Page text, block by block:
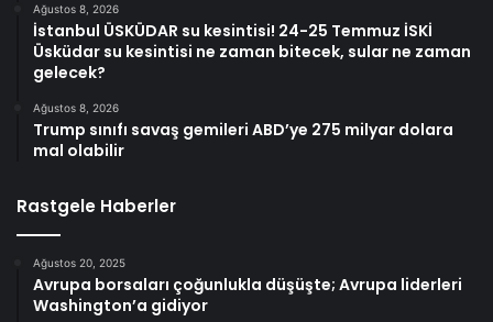
Ağustos 8, 2026
İstanbul ÜSKÜDAR su kesintisi! 24-25 Temmuz İSKİ
Üsküdar su kesintisi ne zaman bitecek, sular ne zaman
gelecek?
Ağustos 8, 2026
Trump sınıfı savaş gemileri ABD’ye 275 milyar dolara
mal olabilir
Rastgele Haberler
Ağustos 20, 2025
Avrupa borsaları çoğunlukla düşüşte; Avrupa liderleri
Washington’a gidiyor